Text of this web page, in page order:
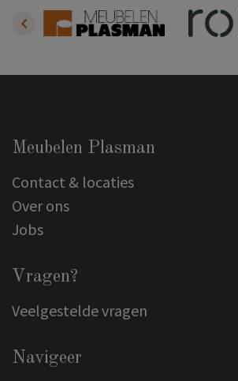
Meubelen Plasman
Contact & locaties
Over ons
Jobs
Vragen?
Veelgestelde vragen
Navigeer